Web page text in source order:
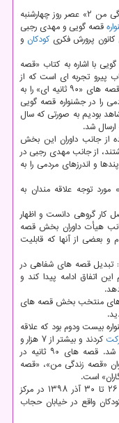
دونی به نقل از مهر، كتاب «قصه زندگی من ۲» عصر روز چهارشنبه
قصه گویی و مهدی رجبی
كانون پرورش فكریكودكان و
با اشاره به كتاب «قصه
پیرو تجربه ای است كه از
سال قبل در جشنواره بیست ویكم داشتیم و بخش قصه های «۹۰ ثانیه ای» را به
را در جشنواره قصه گویی
بودیم به صورتی كه سال
این تعداد، ۱۴۷ اثر برگزیده از جانب داوران این بخش
از جانب مهدی رجبی در
و اندرزهای مردمی را به
مورد توجه علاقه مندان به
«قصه زندگی من ۲» را حاصل كار گروهی دانست و اظهار
۷ هزار فیلم از جانب هیأت داوران بخش قصه
تنها ۱۴۷ فیلم را دیدم و بعضی از آنها كه قابلیت
تبدیل قصه های شفاهی در
اتفاق ادامه پیدا كند و
۲» برگرفته از قصه های منتخب بخش قصه های
بیست ودوم بود كه علاقه
كردند و بیشتر از ۷ هزار و
۵۰۰ اثر در این بخش به دبیرخانه جشنواره ارسال شد. قصه های ۹۰ ثانیه در
«قصه زندگی من»، «قصه
است.
بیست ودومین جشنواره بین المللی قصه گویی از ۲۶ تا ۳۰ آذر ۱۳۹۸ در مركز
واقع در خیابان حجاب